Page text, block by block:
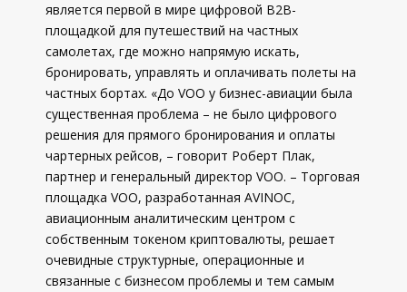
является первой в мире цифровой B2B-
площадкой для путешествий на частных
самолетах, где можно напрямую искать,
бронировать, управлять и оплачивать полеты на
частных бортах. «До VOO у бизнес-авиации была
существенная проблема – не было цифрового
решения для прямого бронирования и оплаты
чартерных рейсов, – говорит Роберт Плак,
партнер и генеральный директор VOO. – Торговая
площадка VOO, разработанная AVINOC,
авиационным аналитическим центром с
собственным токеном криптовалюты, решает
очевидные структурные, операционные и
связанные с бизнесом проблемы и тем самым